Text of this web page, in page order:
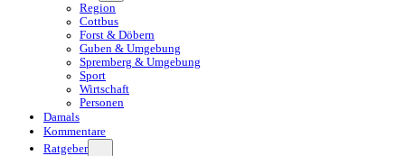
Region
Cottbus
Forst & Döbern
Guben & Umgebung
Spremberg & Umgebung
Sport
Wirtschaft
Personen
Damals
Kommentare
Ratgeber